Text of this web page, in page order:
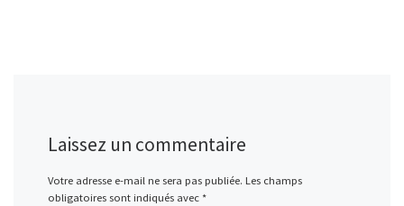
Laissez un commentaire
Votre adresse e-mail ne sera pas publiée. Les champs
obligatoires sont indiqués avec *